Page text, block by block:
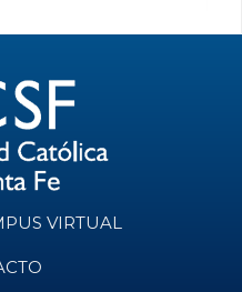
VIRTUAL